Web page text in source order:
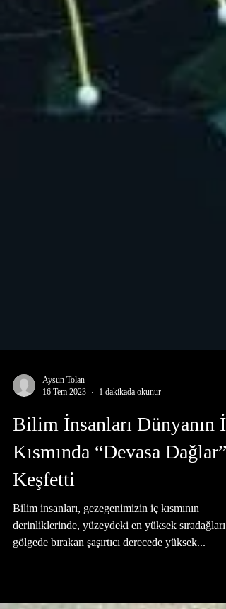
16 Tem 2023
1 dakikada okunur
Bilim İnsanları Dünyanın İç
Kısmında “Devasa Dağlar”
Keşfetti
Bilim insanları, gezegenimizin iç kısmının
derinliklerinde, yüzeydeki en yüksek sıradağları